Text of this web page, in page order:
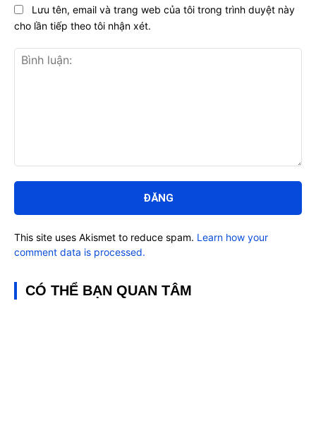
luận:
Lưu tên, email và trang web của tôi trong trình duyệt này
cho lần tiếp theo tôi nhận xét.
This site uses Akismet to reduce spam. Learn how your
comment data is processed.
CÓ THỂ BẠN QUAN TÂM